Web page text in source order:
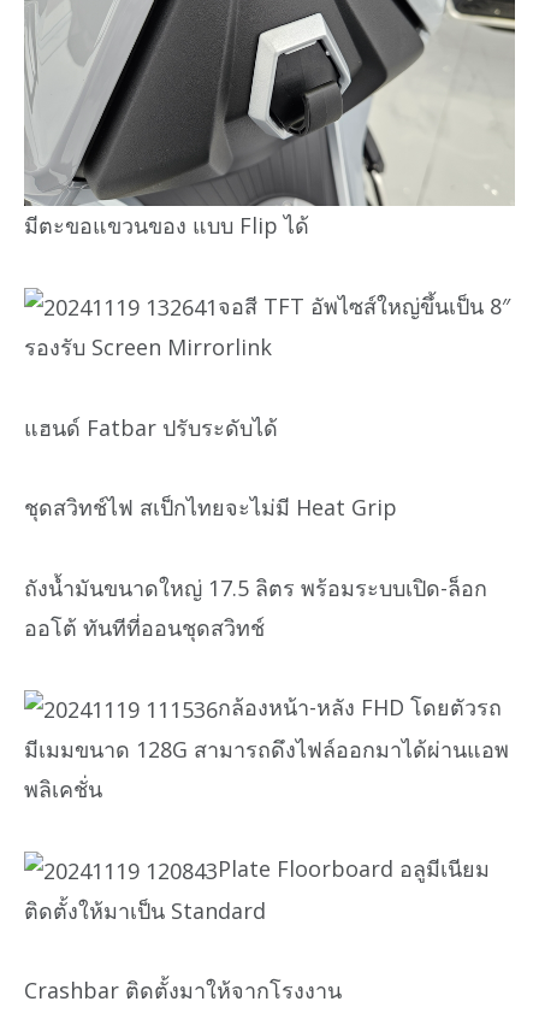
มีตะขอแขวนของ แบบ Flip ได้
จอสี TFT อัพไซส์ใหญ่ขึ้นเป็น 8″
รองรับ Screen Mirrorlink
แฮนด์ Fatbar ปรับระดับได้
ชุดสวิทช์ไฟ สเป็กไทยจะไม่มี Heat Grip
ถังน้ำมันขนาดใหญ่ 17.5 ลิตร พร้อมระบบเปิด-ล็อก
ออโต้ ทันทีที่ออนชุดสวิทช์
กล้องหน้า-หลัง FHD โดยตัวรถ
มีเมมขนาด 128G สามารถดึงไฟล์ออกมาได้ผ่านแอพ
พลิเคชั่น
Plate Floorboard อลูมีเนียม
ติดตั้งให้มาเป็น Standard
Crashbar ติดตั้งมาให้จากโรงงาน